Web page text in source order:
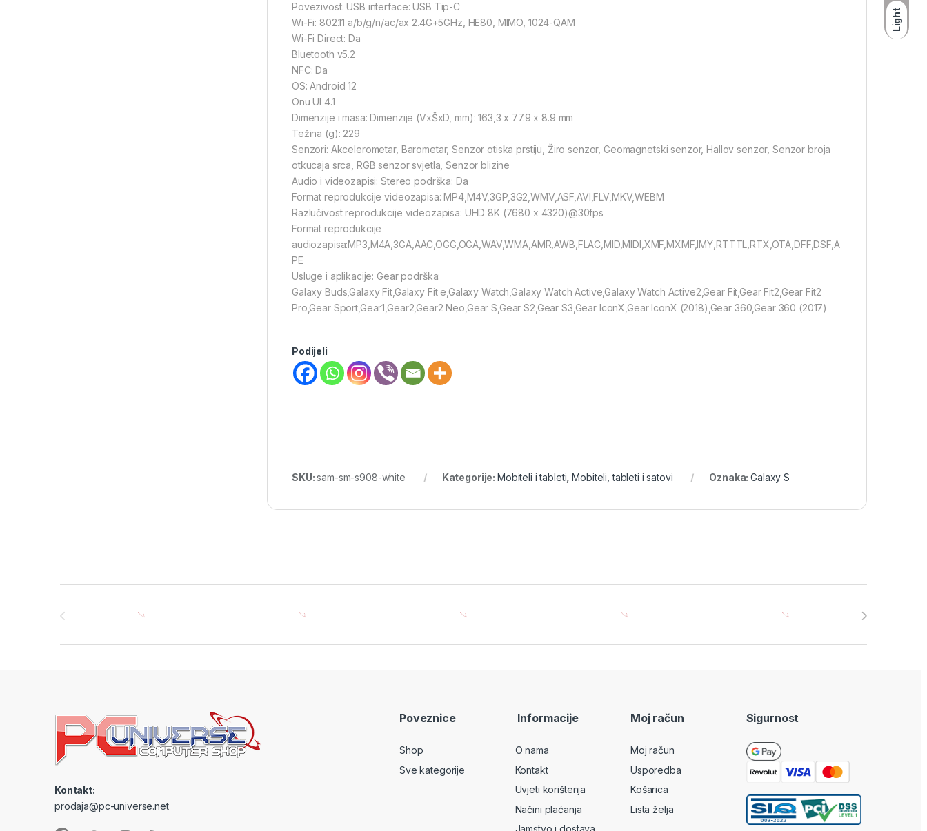
Light
Povezivost: USB interface: USB Tip-C
Wi-Fi: 802.11 a/b/g/n/ac/ax 2.4G+5GHz, HE80, MIMO, 1024-QAM
Wi-Fi Direct: Da
Bluetooth v5.2
NFC: Da
OS: Android 12
Onu UI 4.1
Dimenzije i masa: Dimenzije (VxŠxD, mm): 163,3 x 77.9 x 8.9 mm
Težina (g): 229
Senzori: Akcelerometar, Barometar, Senzor otiska prstiju, Žiro senzor, Geomagnetski senzor, Hallov senzor, Senzor broja
otkucaja srca, RGB senzor svjetla, Senzor blizine
Audio i videozapisi: Stereo podrška: Da
Format reprodukcije videozapisa: MP4,M4V,3GP,3G2,WMV,ASF,AVI,FLV,MKV,WEBM
Razlučivost reprodukcije videozapisa: UHD 8K (7680 x 4320)@30fps
Format reprodukcije
audiozapisa:MP3,M4A,3GA,AAC,OGG,OGA,WAV,WMA,AMR,AWB,FLAC,MID,MIDI,XMF,MXMF,IMY,RTTTL,RTX,OTA,DFF,DSF,A
PE
Usluge i aplikacije: Gear podrška:
Galaxy Buds,Galaxy Fit,Galaxy Fit e,Galaxy Watch,Galaxy Watch Active,Galaxy Watch Active2,Gear Fit,Gear Fit2,Gear Fit2
Pro,Gear Sport,Gear1,Gear2,Gear2 Neo,Gear S,Gear S2,Gear S3,Gear IconX,Gear IconX (2018),Gear 360,Gear 360 (2017)
Podijeli
SKU:sam-sm-s908-white Kategorije: Mobiteli i tableti ,Mobiteli, tableti i satovi Oznaka:Galaxy S
Kontakt:
prodaja@pc-universe.net
Poveznice
Shop
Sve kategorije
Informacije
O nama
Kontakt
Uvjeti korištenja
Načini plaćanja
Moj račun
Moj račun
Usporedba
Košarica
Lista želja
Sigurnost